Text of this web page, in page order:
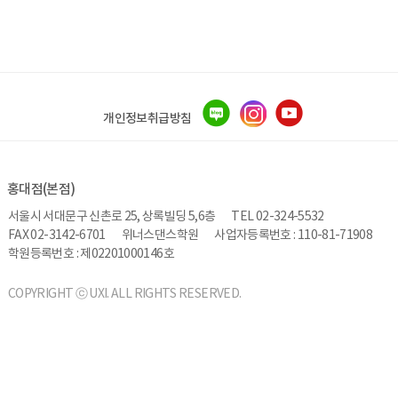
개인정보취급방침
홍대점(본점)
서울시 서대문구 신촌로 25, 상록빌딩 5,6층
TEL 02-324-5532
FAX 02-3142-6701
위너스댄스학원
사업자등록번호 : 110-81-71908
학원등록번호 : 제02201000146호
COPYRIGHT ⓒ UXI. ALL RIGHTS RESERVED.